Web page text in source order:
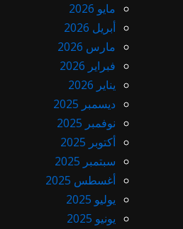
مايو 2026
أبريل 2026
مارس 2026
فبراير 2026
يناير 2026
ديسمبر 2025
نوفمبر 2025
أكتوبر 2025
سبتمبر 2025
أغسطس 2025
يوليو 2025
يونيو 2025